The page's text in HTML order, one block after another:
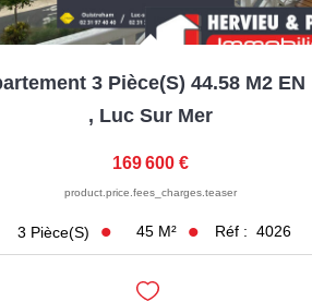
, Luc Sur Mer
169 600 €
product.price.fees_charges.teaser
3 Pièce(s) 45 M² Réf : 4026